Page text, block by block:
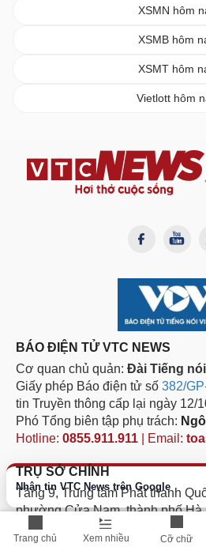
Trang chủ Xem nhiều Cỡ chữ
Nhận tin VTC News trên Google
XSMN hôm
XSMB hôm
XSMT hôm
Vietlott hôm
BÁO ĐIỆN TỬ VTC NEWS
Cơ quan chủ quản: Đài Tiếng
Giấy phép Báo điện tử số 382/
tin Truyền thông cấp lại ngày 12/
Phó Tổng biên tập phụ trách:
Hotline: 0855.911.911 | Email:
TRỤ SỞ CHÍNH
Tầng 9, Trung tâm Phát thanh
phường Cửa Nam, thành phố Hà
Điện thoại: 024.3632 1588